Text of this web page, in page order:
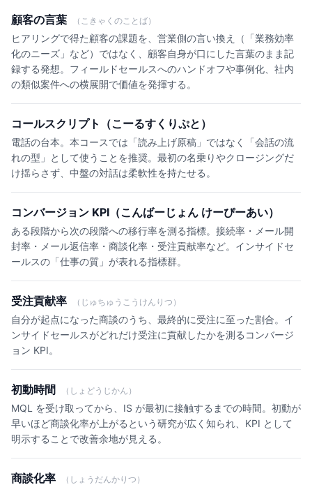
顧客の言葉 （こきゃくのことば）
ヒアリングで得た顧客の課題を、営業側の言い換え（「業務効率
化のニーズ」など）ではなく、顧客自身が口にした言葉のまま記
録する発想。フィールドセールスへのハンドオフや事例化、社内
の類似案件への横展開で価値を発揮する。
コールスクリプト（こーるすくりぷと）
電話の台本。本コースでは「読み上げ原稿」ではなく「会話の流
れの型」として使うことを推奨。最初の名乗りやクロージングだ
け揺らさず、中盤の対話は柔軟性を持たせる。
コンバージョン KPI（こんばーじょん けーぴーあい）
ある段階から次の段階への移行率を測る指標。接続率・メール開
封率・メール返信率・商談化率・受注貢献率など。インサイドセ
ールスの「仕事の質」が表れる指標群。
受注貢献率 （じゅちゅうこうけんりつ）
自分が起点になった商談のうち、最終的に受注に至った割合。イ
ンサイドセールスがどれだけ受注に貢献したかを測るコンバージ
ョン KPI。
初動時間 （しょどうじかん）
MQL を受け取ってから、IS が最初に接触するまでの時間。初動が
早いほど商談化率が上がるという研究が広く知られ、KPI として
明示することで改善余地が見える。
商談化率 （しょうだんかりつ）